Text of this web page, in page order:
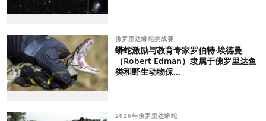
佛罗里达蟒蛇挑战赛
蟒蛇激励与教育专家罗伯特·埃德曼
（Robert Edman）隶属于佛罗里达鱼
类和野生动物保...
2026年佛罗里达蟒蛇